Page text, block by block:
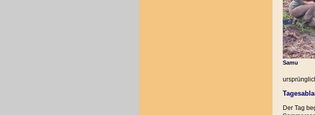
Samu
Der Tag